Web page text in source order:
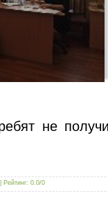
не
Рейтинг: 0.0/0